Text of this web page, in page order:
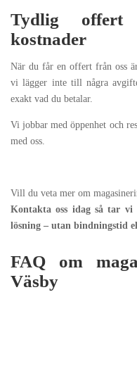
Tydlig
kostnader
När du får en offert från oss
vi lägger inte till några
exakt vad du betalar.
Vi jobbar med öppenhet och
med oss.
Vill du veta mer om
Kontakta oss idag så tar
lösning – utan bindningstid
FAQ om
Väsby